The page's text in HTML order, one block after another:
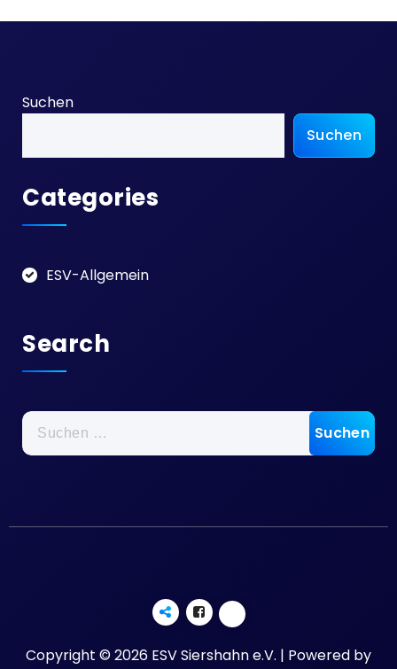
Suchen
Suchen
Categories
ESV-Allgemein
Search
Suchen
nach:
Copyright © 2026 ESV Siershahn e.V. | Powered by